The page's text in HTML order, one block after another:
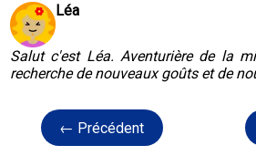
Léa
Salut c'est Léa. Aventurière de la
recherche de nouveaux goûts et de
← Précédent